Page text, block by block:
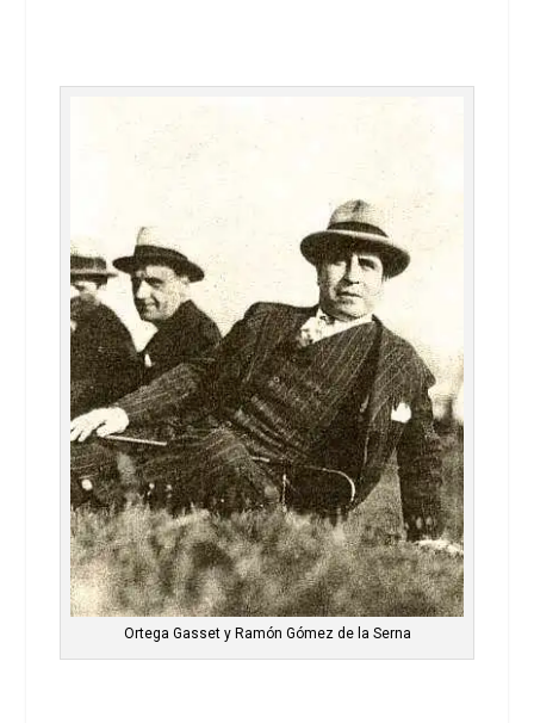
Ortega Gasset y Ramón Gómez de la Serna